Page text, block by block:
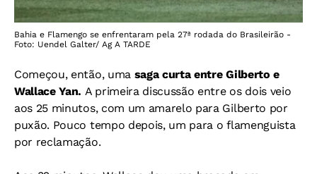
Bahia e Flamengo se enfrentaram pela 27ª rodada do Brasileirão -
Foto: Uendel Galter/ Ag A TARDE
Começou, então, uma saga curta entre Gilberto e
Wallace Yan. A primeira discussão entre os dois veio
aos 25 minutos, com um amarelo para Gilberto por
puxão. Pouco tempo depois, um para o flamenguista
por reclamação.